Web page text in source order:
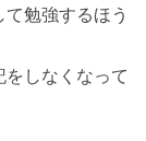
勉強するほう
をしなくなって